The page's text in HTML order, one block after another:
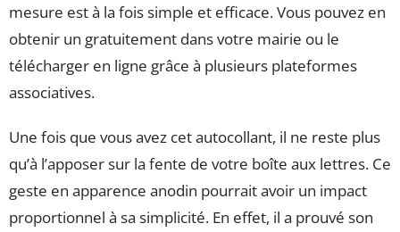
mesure est à la fois simple et efficace. Vous pouvez en
obtenir un gratuitement dans votre mairie ou le
télécharger en ligne grâce à plusieurs plateformes
associatives.
Une fois que vous avez cet autocollant, il ne reste plus
qu’à l’apposer sur la fente de votre boîte aux lettres. Ce
geste en apparence anodin pourrait avoir un impact
proportionnel à sa simplicité. En effet, il a prouvé son